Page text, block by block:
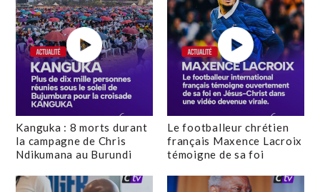
Kanguka : 8 morts durant
la campagne de Chris
Ndikumana au Burundi
Le footballeur chrétien
français Maxence Lacroix
témoigne de sa foi